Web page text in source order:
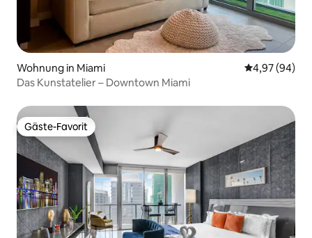
Wohnung in Miami
4,97 (94)
Das Kunstatelier – Downtown Miami
Gäste-Favorit
Gäste-Favorit